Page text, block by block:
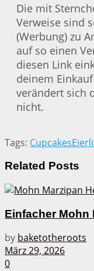
Die mit
Verweise sind
(Werbung) zu
auf so einen
diesen Link
deinem
verändert sich
nicht.
Tags: Cupcakes
Related Posts
Einfacher Mohn
by baketotheroots
März 29, 2026
0